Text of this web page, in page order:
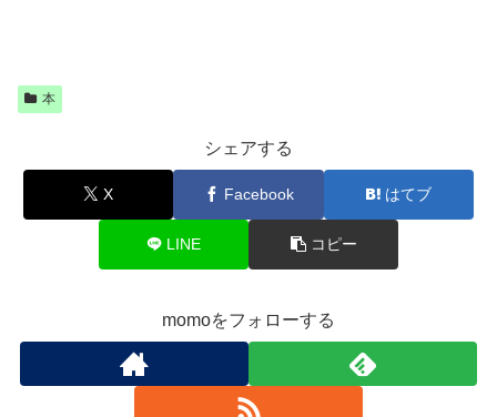
本
シェアする
X Facebook はてブ
LINE コピー
momoをフォローする